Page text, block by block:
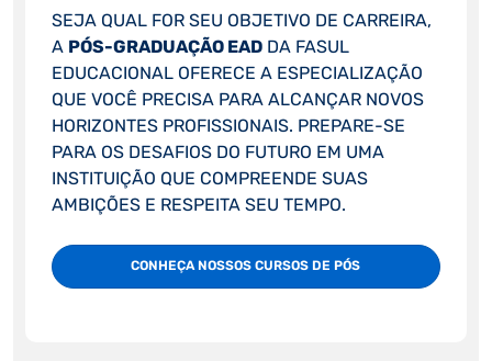
SEJA QUAL FOR SEU OBJETIVO DE CARREIRA,
A PÓS-GRADUAÇÃO EADDA FASUL
EDUCACIONAL OFERECE A ESPECIALIZAÇÃO
QUE VOCÊ PRECISA PARA ALCANÇAR NOVOS
HORIZONTES PROFISSIONAIS. PREPARE-SE
PARA OS DESAFIOS DO FUTURO EM UMA
INSTITUIÇÃO QUE COMPREENDE SUAS
AMBIÇÕES E RESPEITA SEU TEMPO.
CONHEÇA NOSSOS CURSOS DE PÓS